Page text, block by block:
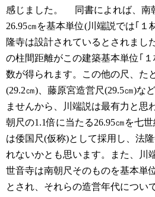
感じました。
同書によれば、南
26.95㎝を基本単位(川端説では｢１
隆寺は設計されているとされまし
の柱間距離がこの建築基本単位｢
数が得られます。この他の尺、た
(29.2㎝)、藤原宮造営尺(29.5㎝)な
ませんから、川端説は最有力と思
朝尺の1.1倍に当たる26.95㎝を七
は倭国尺(仮称)として採用し、法
れないかとも思います。また、川
世音寺は南朝尺そのものを基本単
とされ、それらの造営年代につい